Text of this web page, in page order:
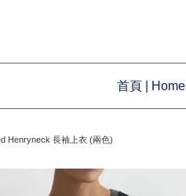
首頁 | Home
Henryneck 長袖上衣 (兩色)